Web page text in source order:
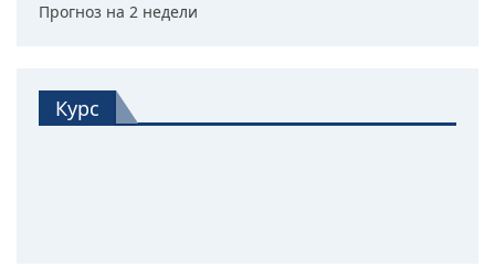
Прогноз на 2 недели
Курс